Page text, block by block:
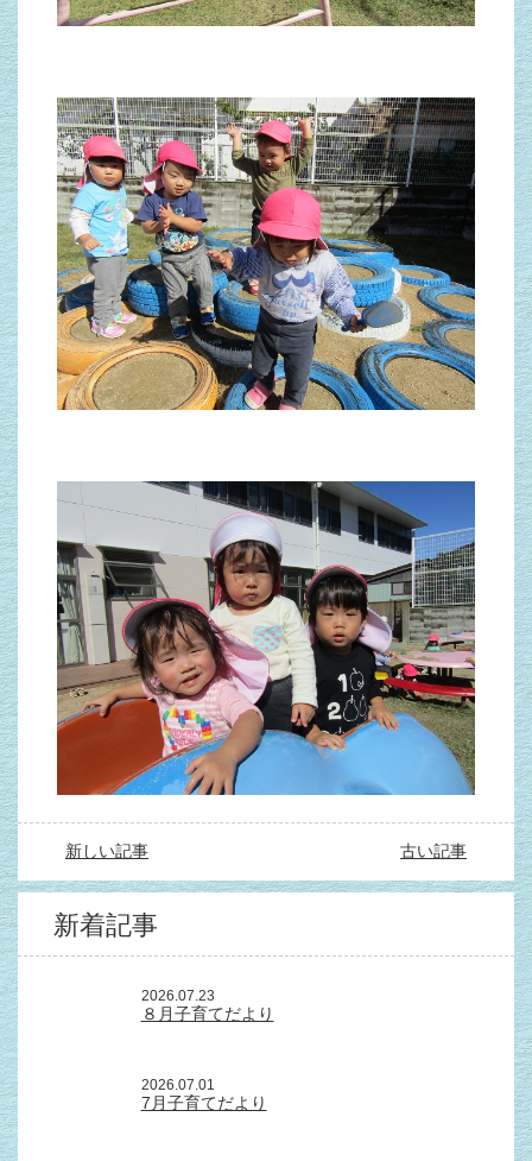
新しい記事 古い記事
新着記事
2026.07.23
８月子育てだより
2026.07.01
7月子育てだより